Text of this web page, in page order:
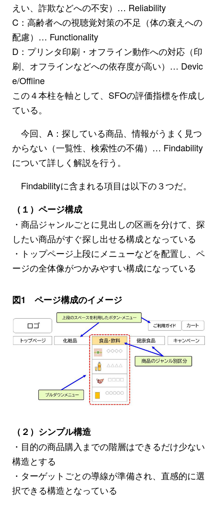
えい、詐欺などへの不安）… Reliability
C：高齢者への視聴覚対策の不足（体の衰えへの
配慮）… Functionality
D：プリンタ印刷・オフライン動作への対応（印
刷、オフラインなどへの依存度が高い）… Devic
e/Offline
この４本柱を軸として、SFOの評価指標を作成し
ている。
今回、A：探している商品、情報がうまく見つ
からない（一覧性、検索性の不備）… Findability
について詳しく解説を行う。
Findabilityに含まれる項目は以下の３つだ。
（１）ページ構成
・商品ジャンルごとに見出しの区画を分けて、探
したい商品がすぐ探し出せる構成となっている
・トップページ上段にメニューなどを配置し、ペ
ージの全体像がつかみやすい構成になっている
図1 ページ構成のイメージ
（２）シンプル構造
・目的の商品購入までの階層はできるだけ少ない
構造とする
・ターゲットごとの導線が準備され、直感的に選
択できる構造となっている